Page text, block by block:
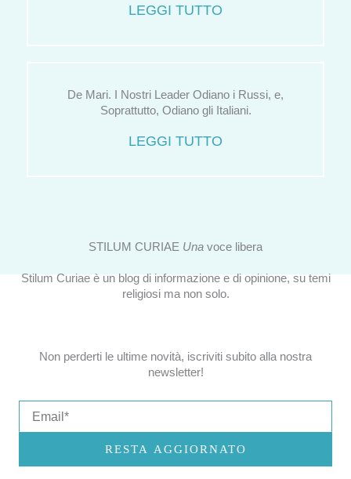
LEGGI TUTTO
De Mari. I Nostri Leader Odiano i Russi, e,
Soprattutto, Odiano gli Italiani.
LEGGI TUTTO
STILUM CURIAE Una voce libera
Stilum Curiae è un blog di informazione e di opinione, su temi
religiosi ma non solo.
Non perderti le ultime novità, iscriviti subito alla nostra
newsletter!
RESTA AGGIORNATO